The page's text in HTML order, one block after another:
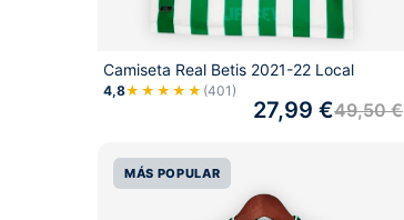
Camiseta Real Betis 2021-22 Local
4,8★★★★★ (401)
49,50€
27,99 €
MÁS POPULAR